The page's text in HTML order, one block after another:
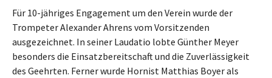
Für 10-jähriges Engagement um den Verein wurde der
Trompeter Alexander Ahrens vom Vorsitzenden
ausgezeichnet. In seiner Laudatio lobte Günther Meyer
besonders die Einsatzbereitschaft und die Zuverlässigkeit
des Geehrten. Ferner wurde Hornist Matthias Boyer als